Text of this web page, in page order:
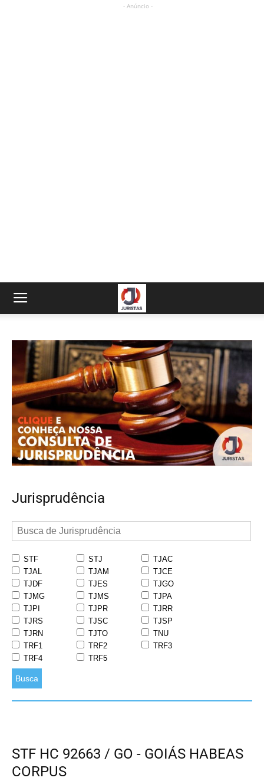
- Anúncio -
Jurisprudência
STF STJ
TJAC
TJAL
TJAM
TJCE
TJDF
TJES
TJGO
TJMG
TJMS
TJPA
TJPI
TJPR
TJRR
TJRS
TJSC
TJSP
TJRN
TJTO
TNU
TRF1
TRF2
TRF3
TRF4
TRF5
Busca
STF HC 92663 / GO - GOIÁS HABEAS
CORPUS